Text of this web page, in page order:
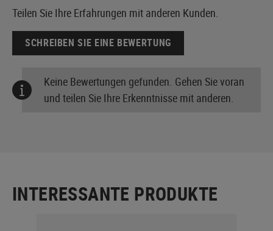
Teilen Sie Ihre Erfahrungen mit anderen Kunden.
SCHREIBEN SIE EINE BEWERTUNG
Keine Bewertungen gefunden. Gehen Sie voran
und teilen Sie Ihre Erkenntnisse mit anderen.
INTERESSANTE PRODUKTE